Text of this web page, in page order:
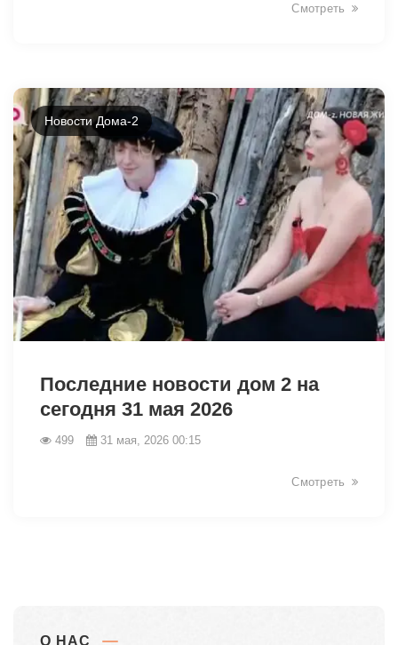
Смотреть
Новости Дома-2
Последние новости дом 2 на
сегодня 31 мая 2026
499 31 мая, 2026 00:15
Смотреть
О НАС